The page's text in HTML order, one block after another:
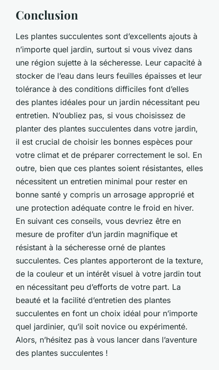
Conclusion
Les plantes succulentes sont d’excellents ajouts à
n’importe quel jardin, surtout si vous vivez dans
une région sujette à la sécheresse. Leur capacité à
stocker de l’eau dans leurs feuilles épaisses et leur
tolérance à des conditions difficiles font d’elles
des plantes idéales pour un jardin nécessitant peu
entretien. N’oubliez pas, si vous choisissez de
planter des plantes succulentes dans votre jardin,
il est crucial de choisir les bonnes espèces pour
votre climat et de préparer correctement le sol. En
outre, bien que ces plantes soient résistantes, elles
nécessitent un entretien minimal pour rester en
bonne santé y compris un arrosage approprié et
une protection adéquate contre le froid en hiver.
En suivant ces conseils, vous devriez être en
mesure de profiter d’un jardin magnifique et
résistant à la sécheresse orné de plantes
succulentes. Ces plantes apporteront de la texture,
de la couleur et un intérêt visuel à votre jardin tout
en nécessitant peu d’efforts de votre part. La
beauté et la facilité d’entretien des plantes
succulentes en font un choix idéal pour n’importe
quel jardinier, qu’il soit novice ou expérimenté.
Alors, n’hésitez pas à vous lancer dans l’aventure
des plantes succulentes !